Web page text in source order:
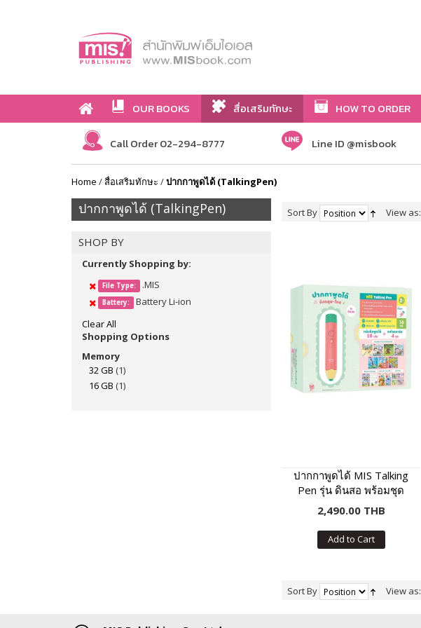
OUR BOOKS สื่อเสริมทักษะ HOW TO ORDER
Call Order 02-294-8777 Line ID @misbook
Home /สื่อเสริมทักษะ /ปากกาพูดได้ (TalkingPen)
ปากกาพูดได้ (TalkingPen)
SHOP BY
Currently Shopping by:
File Type: .MIS
Battery:
Battery Li-ion
Clear All
Shopping Options
Memory
32 GB (1)
16 GB (1)
Sort By View as:
ปากกาพูดได้ MIS Talking
Pen รุ่น ดินสอ พร้อมชุด
หนังสือเสริมภาษา พัฒนา IQ
2,490.00 THB
Add to Cart
Sort By View as: